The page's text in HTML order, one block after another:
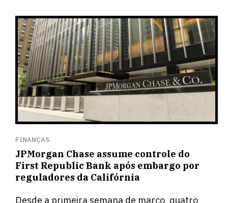
FINANÇAS
JPMorgan Chase assume controle do
First Republic Bank após embargo por
reguladores da Califórnia
Desde a primeira semana de março, quatro